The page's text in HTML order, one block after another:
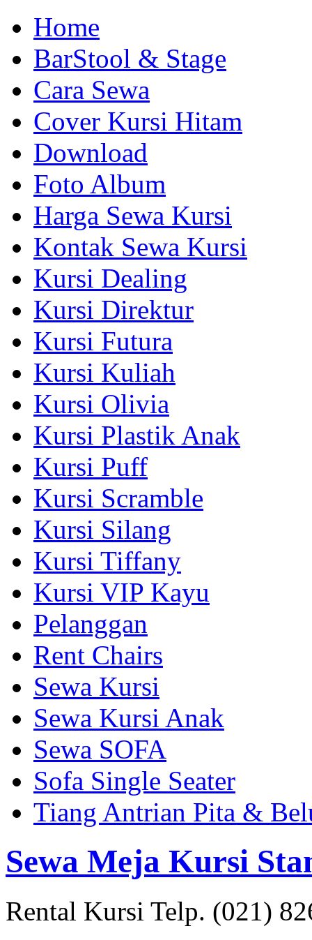
Home
BarStool & Stage
Cara Sewa
Cover Kursi Hitam
Download
Foto Album
Harga Sewa Kursi
Kontak Sewa Kursi
Kursi Dealing
Kursi Direktur
Kursi Futura
Kursi Kuliah
Kursi Olivia
Kursi Plastik Anak
Kursi Puff
Kursi Scramble
Kursi Silang
Kursi Tiffany
Kursi VIP Kayu
Pelanggan
Rent Chairs
Sewa Kursi
Sewa Kursi Anak
Sewa SOFA
Sofa Single Seater
Tiang Antrian Pita &
Sewa Meja Kursi
Rental Kursi Telp. (021)